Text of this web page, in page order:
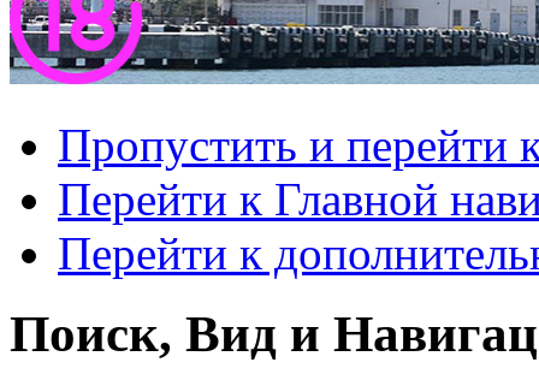
Пропустить и перейти
Перейти к Главной
Перейти к
Поиск, Вид и